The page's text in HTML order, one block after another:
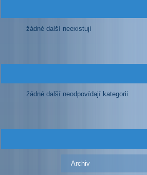
žádné další neexistují
žádné další neodpovídají kategorii
Archiv